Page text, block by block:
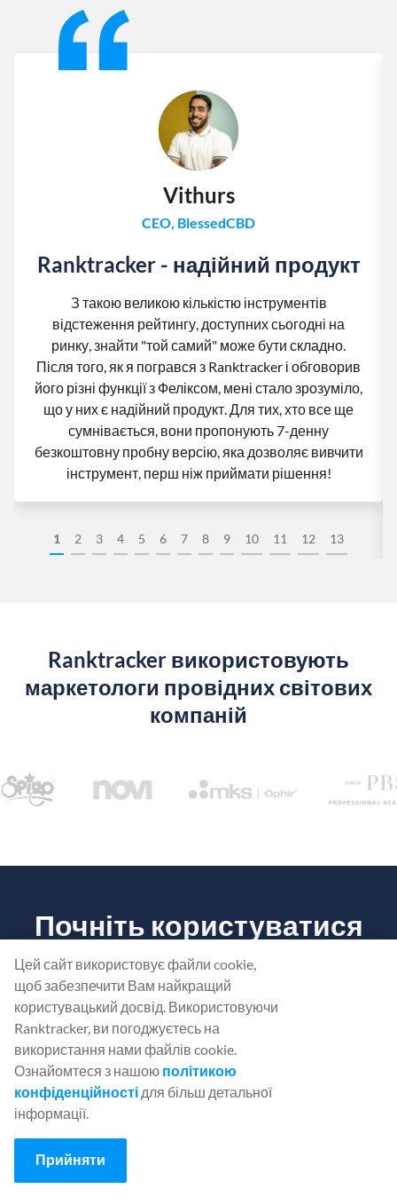
1 2 3 4 5 6 7 8 9 10 11 12 13
Vithurs
CEO, BlessedCBD
Ranktracker - надійний продукт
З такою великою кількістю інструментів
відстеження рейтингу, доступних сьогодні на
ринку, знайти "той самий" може бути складно.
Після того, як я погрався з Ranktracker і обговорив
його різні функції з Феліксом, мені стало зрозуміло,
що у них є надійний продукт. Для тих, хто все ще
сумнівається, вони пропонують 7-денну
безкоштовну пробну версію, яка дозволяє вивчити
інструмент, перш ніж приймати рішення!
Ranktracker використовують
маркетологи провідних світових
компаній
Почніть користуватися
Ranktracker...
Безкоштовно!
Дізнайтеся, що стримуєваш сайт
СТВОРІТЬ БЕЗКОШТОВНИЙ ОБЛІКОВИЙ
АбоУвійдіть
Цей сайт використовує файли cookie,
щоб забезпечити Вам найкращий
користувацький досвід. Використовуючи
Ranktracker, ви погоджуєтесь на
використання нами файлів cookie.
Ознайомтеся з нашою політикою
конфіденційності для більш детальної
інформації.
Прийняти